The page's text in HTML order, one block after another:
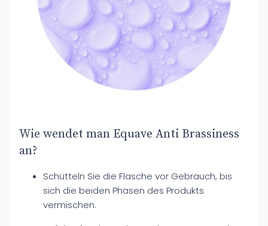
Wie wendet man Equave Anti Brassiness
an?
Schütteln Sie die Flasche vor Gebrauch, bis
sich die beiden Phasen des Produkts
vermischen.